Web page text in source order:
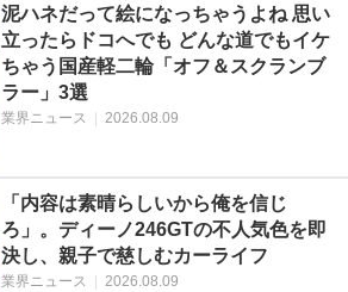
泥ハネだって絵になっちゃうよね 思い
立ったらドコへでも どんな道でもイケ
ちゃう国産軽二輪「オフ＆スクランブ
ラー」3選
業界ニュース 2026.08.09
「内容は素晴らしいから俺を信じ
ろ」。ディーノ246GTの不人気色を即
決し、親子で慈しむカーライフ
業界ニュース 2026.08.09